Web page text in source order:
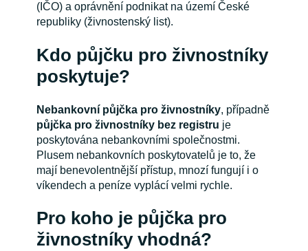
(IČO) a oprávnění podnikat na území České
republiky (živnostenský list).
Kdo půjčku pro živnostníky
poskytuje?
Nebankovní půjčka pro živnostníky, případně
půjčka pro živnostníky bez registru je
poskytována nebankovními společnostmi.
Plusem nebankovních poskytovatelů je to, že
mají benevolentnější přístup, mnozí fungují i o
víkendech a peníze vyplácí velmi rychle.
Pro koho je půjčka pro
živnostníky vhodná?